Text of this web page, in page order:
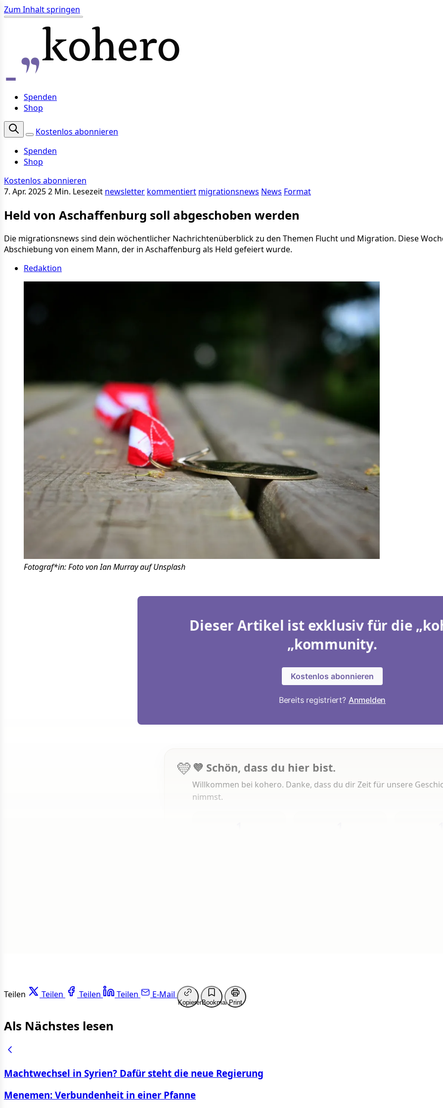
Zum Inhalt springen
Spenden
Shop
Kostenlos abonnieren
Spenden
Shop
Kostenlos abonnieren
7. Apr. 20252 Min. Lesezeit newsletter kommentiert migrationsnews News Format
Held von Aschaffenburg soll abgeschoben werden
Die migrationsnews sind dein wöchentlicher Nachrichtenüberblick zu den Themen Flucht und Migration. Diese
Abschiebung von einem Mann, der in Aschaffenburg als Held gefeiert wurde.
Redaktion
Fotograf*in: Foto von Ian Murray auf Unsplash
Dieser Artikel ist exklusiv für die
„kommunity.
Kostenlos abonnieren
Bereits registriert? Anmelden
💛 💜 Schön, dass du hier bist.
Willkommen bei kohero. Danke, dass du dir Zeit für unsere
nimmst.
Teilen Teilen Teilen Teilen E-Mail
KopierenBookmarkPrint
Als Nächstes lesen
Machtwechsel in Syrien? Dafür steht die neue Regierung
Menemen: Verbundenheit in einer Pfanne